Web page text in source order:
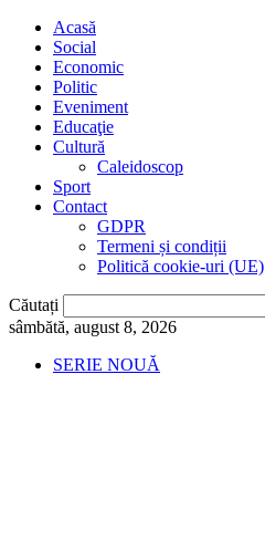
Acasă
Social
Economic
Politic
Eveniment
Educaţie
Cultură
Caleidoscop
Sport
Contact
GDPR
Termeni și condiții
Politică cookie-uri (UE)
Căutați
sâmbătă, august 8, 2026
SERIE NOUĂ